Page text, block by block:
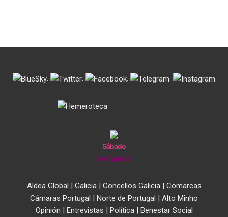
. . . .
Sábado
8 de Agosto
Aldea Global | Galicia| Concellos Galicia| Comarcas
Cámaras Portugal | Norte de Portugal | Alto Minho
Opinión | Entrevistas | Política| Benestar Social